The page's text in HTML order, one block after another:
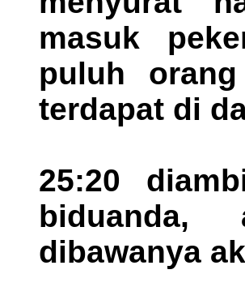
masuk
puluh
terdapat di
25:20
dibawanya